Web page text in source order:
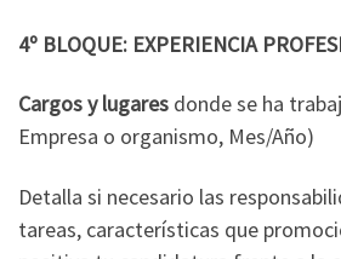
4º BLOQUE: EXPERIENCIA
Cargos y lugares donde se ha
Empresa o organismo, Mes/Año)
Detalla si necesario las
tareas, características que